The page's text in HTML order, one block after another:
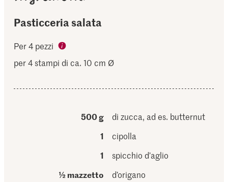
Pasticceria salata
Per 4 pezzi
per 4 stampi di ca. 10 cm Ø
500 g
di zucca, ad es. butternut
1
cipolla
1
spicchio d’aglio
½ mazzetto
d’origano